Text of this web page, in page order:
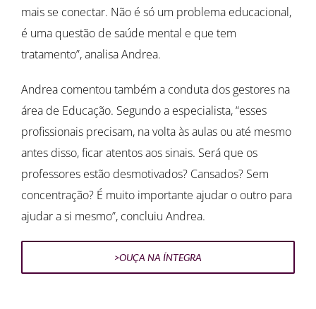
mais se conectar. Não é só um problema educacional,
é uma questão de saúde mental e que tem
tratamento”, analisa Andrea.
Andrea comentou também a conduta dos gestores na
área de Educação. Segundo a especialista, “esses
profissionais precisam, na volta às aulas ou até mesmo
antes disso, ficar atentos aos sinais. Será que os
professores estão desmotivados? Cansados? Sem
concentração? É muito importante ajudar o outro para
ajudar a si mesmo”, concluiu Andrea.
>OUÇA NA ÍNTEGRA